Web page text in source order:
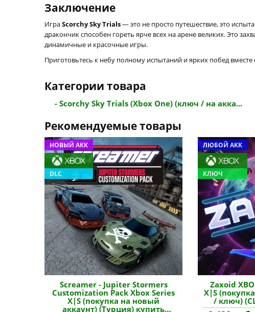
Заключение
ИграScorchy Sky Trials— это не просто путешествие, это
дракончик способен гореть ярче всех на арене великих. Это
динамичные и красочные игры.
Приготовьтесь к небу полному испытаний и ярких побед
Категории товара
- Scorchy Sky Trials (Xbox One) (ключ / на акка...
Рекомендуемые товары
НОВЫЙ АКК
DLC
Screamer - Jupiter Stormers
Customization Pack Xbox Series
X|S (покупка на новый
аккаунт) (Турция) купить
ЛЮБОЙ АКК
КЛЮЧ
Zaxoid
X|S
/ ключ)